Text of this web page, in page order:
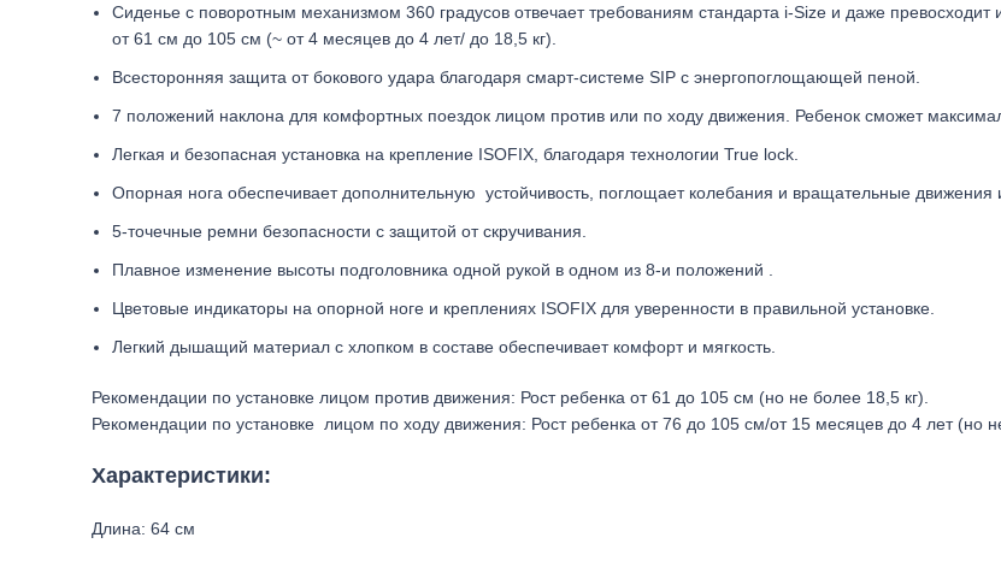
Сиденье с поворотным механизмом 360 градусов отвечает требованиям стандарта i-Size и даже
от 61 см до 105 см (~ от 4 месяцев до 4 лет/ до 18,5 кг).
Всесторонняя защита от бокового удара благодаря смарт-системе SIP с энергопоглощающей пеной.
7 положений наклона для комфортных поездок лицом против или по ходу движения. Ребенок сможет
Легкая и безопасная установка на крепление ISOFIX, благодаря технологии True lock.
Опорная нога обеспечивает дополнительную устойчивость, поглощает колебания и вращательные движения
5-точечные ремни безопасности с защитой от скручивания.
Плавное изменение высоты подголовника одной рукой в одном из 8-и положений .
Цветовые индикаторы на опорной ноге и креплениях ISOFIX для уверенности в правильной установке.
Легкий дышащий материал с хлопком в составе обеспечивает комфорт и мягкость.
Рекомендации по установке лицом против движения: Рост ребенка от 61 до 105 см (но не более 18,5 кг).
Рекомендации по установке лицом по ходу движения: Рост ребенка от 76 до 105 см/от 15 месяцев до 4 лет (но
Характеристики:
Длина: 64 см